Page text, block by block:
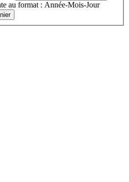
au format : Année-Mois-Jour